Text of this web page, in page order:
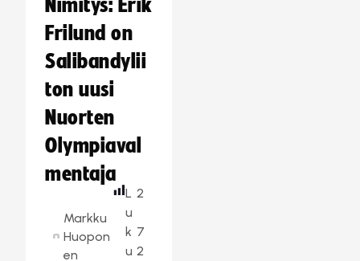
Nimitys: Erik
Frilund on
Salibandylii
ton uusi
Nuorten
Olympiaval
mentaja
Markku
Huopon
en
L
u
k
u
2
7
2